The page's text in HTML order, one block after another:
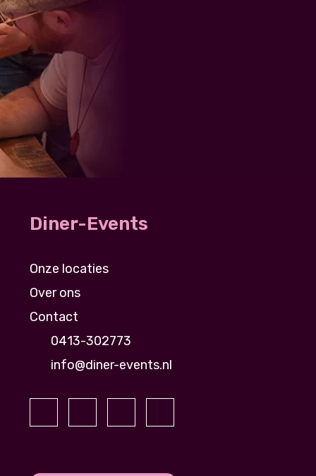
Diner-Events
Onze locaties
Over ons
Contact
0413-302773
info@diner-events.nl